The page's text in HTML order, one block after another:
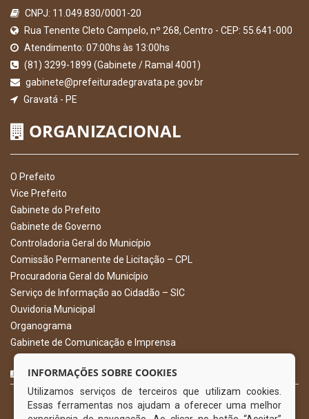
CNPJ: 11.049.830/0001-20
Rua Tenente Cleto Campelo, nº 268, Centro - CEP: 55.641-000
Atendimento: 07:00hs às 13:00hs
(81) 3299-1899 (Gabinete / Ramal 4001)
gabinete@prefeituradegravata.pe.gov.br
Gravatá - PE
ORGANIZACIONAL
O Prefeito
Vice Prefeito
Gabinete do Prefeito
Gabinete de Governo
Controladoria Geral do Município
Comissão Permanente de Licitação – CPL
Procuradoria Geral do Município
Serviço de Informação ao Cidadão – SIC
Ouvidoria Municipal
Organograma
Gabinete de Comunicação e Imprensa
CURTA NOSSA FAN PAGE
INFORMAÇÕES SOBRE COOKIES
Utilizamos serviços de terceiros que utilizam cookies.
Essas ferramentas nos ajudam a oferecer uma melhor